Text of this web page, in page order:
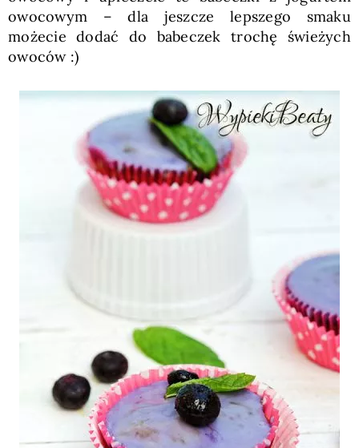
owocowym – dla jeszcze lepszego smaku
możecie dodać do babeczek trochę świeżych
owoców :)